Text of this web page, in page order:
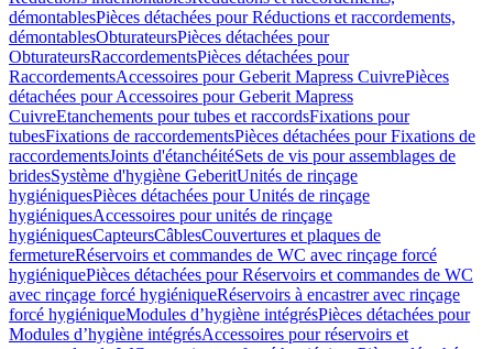
démontablesPièces détachées pour Réductions et raccordements,
démontablesObturateursPièces détachées pour
ObturateursRaccordementsPièces détachées pour
RaccordementsAccessoires pour Geberit Mapress CuivrePièces
détachées pour Accessoires pour Geberit Mapress
CuivreEtanchements pour tubes et raccordsFixations pour
tubesFixations de raccordementsPièces détachées pour Fixations de
raccordementsJoints d'étanchéitéSets de vis pour assemblages de
bridesSystème d'hygiène GeberitUnités de rinçage
hygiéniquesPièces détachées pour Unités de rinçage
hygiéniquesAccessoires pour unités de rinçage
hygiéniquesCapteursCâblesCouvertures et plaques de
fermetureRéservoirs et commandes de WC avec rinçage forcé
hygiéniquePièces détachées pour Réservoirs et commandes de WC
avec rinçage forcé hygiéniqueRéservoirs à encastrer avec rinçage
forcé hygiéniqueModules d’hygiène intégrésPièces détachées pour
Modules d’hygiène intégrésAccessoires pour réservoirs et